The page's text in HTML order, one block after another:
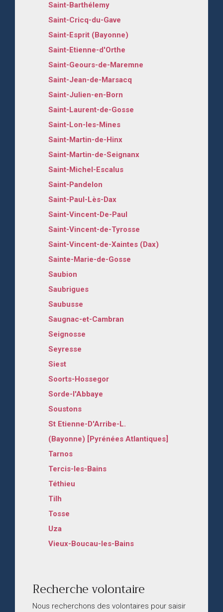
Saint-Barthélemy
Saint-Cricq-du-Gave
Saint-Esprit (Bayonne)
Saint-Etienne-d'Orthe
Saint-Geours-de-Maremne
Saint-Jean-de-Marsacq
Saint-Julien-en-Born
Saint-Laurent-de-Gosse
Saint-Lon-les-Mines
Saint-Martin-de-Hinx
Saint-Martin-de-Seignanx
Saint-Michel-Escalus
Saint-Pandelon
Saint-Paul-Lès-Dax
Saint-Vincent-De-Paul
Saint-Vincent-de-Tyrosse
Saint-Vincent-de-Xaintes (Dax)
Sainte-Marie-de-Gosse
Saubion
Saubrigues
Saubusse
Saugnac-et-Cambran
Seignosse
Seyresse
Siest
Soorts-Hossegor
Sorde-l'Abbaye
Soustons
St Etienne-D'Arribe-L.
(Bayonne) [Pyrénées Atlantiques]
Tarnos
Tercis-les-Bains
Téthieu
Tilh
Tosse
Uza
Vieux-Boucau-les-Bains
Recherche volontaire
Nous recherchons des volontaires pour saisir